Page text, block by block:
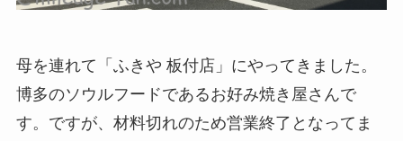
母を連れて「ふきや 板付店」にやってきました。
博多のソウルフードであるお好み焼き屋さんで
す。ですが、材料切れのため営業終了となってま